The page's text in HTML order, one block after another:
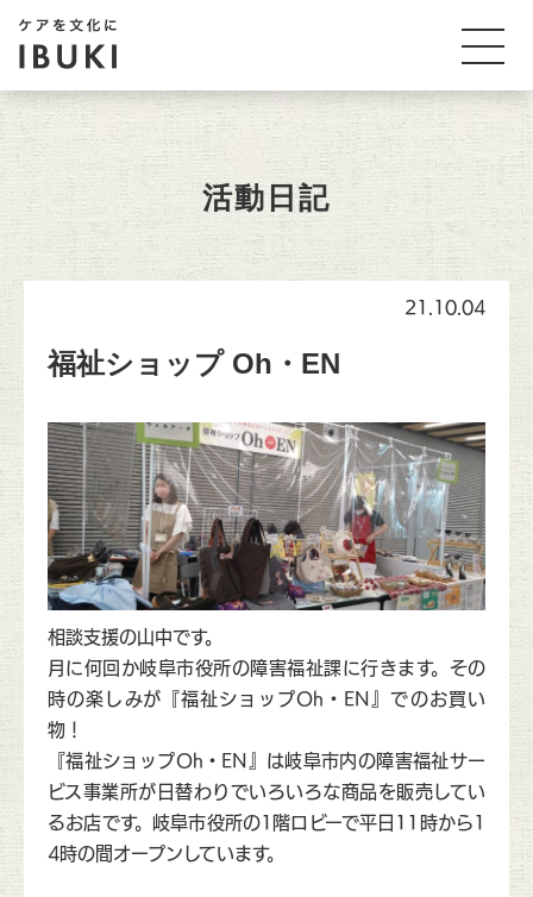
活動日記
21.10.04
福祉ショップ Oh・EN
相談支援の山中です。
月に何回か岐阜市役所の障害福祉課に行きます。その
時の楽しみが『福祉ショップOh・EN』でのお買い
物！
『福祉ショップOh・EN』は岐阜市内の障害福祉サー
ビス事業所が日替わりでいろいろな商品を販売してい
るお店です。岐阜市役所の1階ロビーで平日11時から1
4時の間オープンしています。